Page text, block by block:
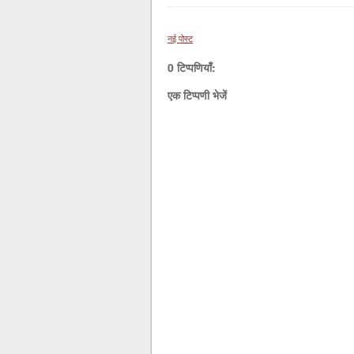
नई पोस्ट
0 टिप्पणियाँ:
एक टिप्पणी भेजें